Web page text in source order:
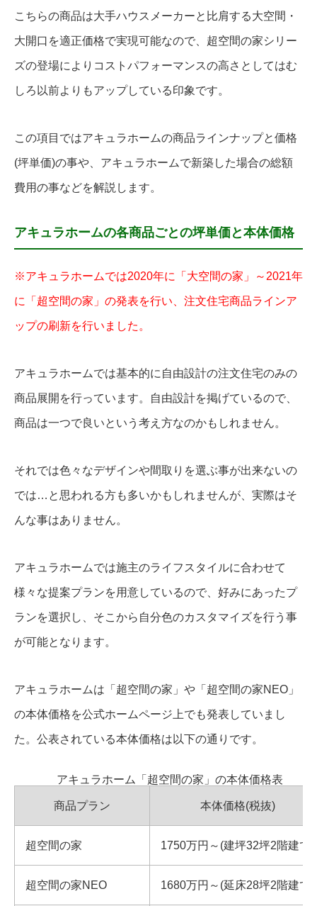
こちらの商品は大手ハウスメーカーと比肩する大空間・
大開口を適正価格で実現可能なので、超空間の家シリー
ズの登場によりコストパフォーマンスの高さとしてはむ
しろ以前よりもアップしている印象です。
この項目ではアキュラホームの商品ラインナップと価格
(坪単価)の事や、アキュラホームで新築した場合の総額
費用の事などを解説します。
アキュラホームの各商品ごとの坪単価と本体価格
※アキュラホームでは2020年に「大空間の家」～2021年
に「超空間の家」の発表を行い、注文住宅商品ラインア
ップの刷新を行いました。
アキュラホームでは基本的に自由設計の注文住宅のみの
商品展開を行っています。自由設計を掲げているので、
商品は一つで良いという考え方なのかもしれません。
それでは色々なデザインや間取りを選ぶ事が出来ないの
では…と思われる方も多いかもしれませんが、実際はそ
んな事はありません。
アキュラホームでは施主のライフスタイルに合わせて
様々な提案プランを用意しているので、好みにあったプ
ランを選択し、そこから自分色のカスタマイズを行う事
が可能となります。
アキュラホームは「超空間の家」や「超空間の家NEO」
の本体価格を公式ホームページ上でも発表していまし
た。公表されている本体価格は以下の通りです。
アキュラホーム「超空間の家」の本体価格表
商品プラン 本体価格(税抜)
超空間の家 1750万円～(建坪32坪2階建て)
超空間の家NEO 1680万円～(延床28坪2階建て)